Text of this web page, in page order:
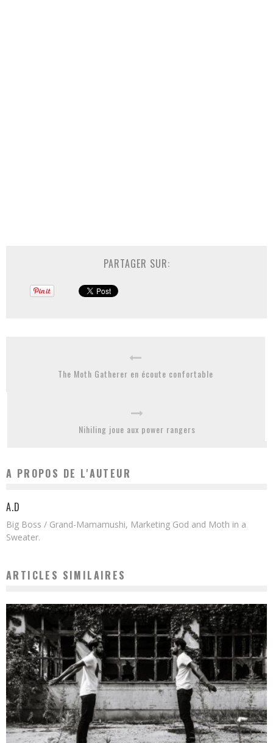
PARTAGER SUR:
The Moth Gatherer en écoute confortable
Nihiling joue aux power rangers
A PROPOS DE L'AUTEUR
A.D
Big Boss / Grand-Mamamushi, Marketing God and Moth in a
Sweater.
ARTICLES SIMILAIRES